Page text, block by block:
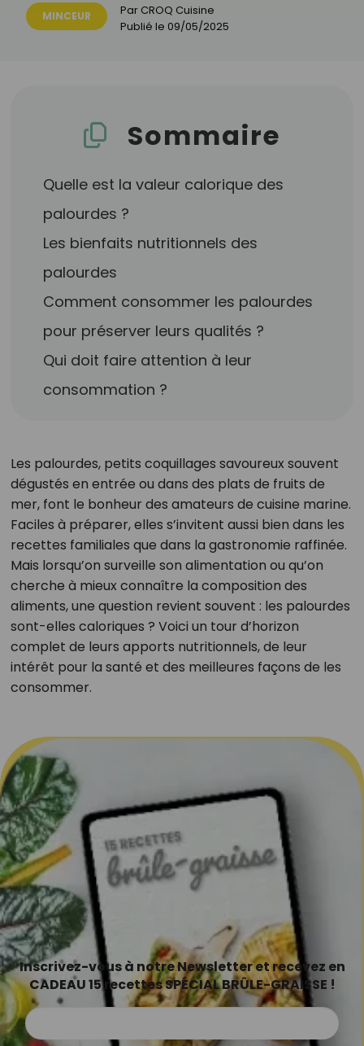
MINCEUR Par CROQ Cuisine
Publié le 09/05/2025
Sommaire
Quelle est la valeur calorique des
palourdes ?
Les bienfaits nutritionnels des
palourdes
Comment consommer les palourdes
pour préserver leurs qualités ?
Qui doit faire attention à leur
consommation ?
Les palourdes, petits coquillages savoureux souvent
dégustés en entrée ou dans des plats de fruits de
mer, font le bonheur des amateurs de cuisine marine.
Faciles à préparer, elles s’invitent aussi bien dans les
recettes familiales que dans la gastronomie raffinée.
Mais lorsqu’on surveille son alimentation ou qu’on
cherche à mieux connaître la composition des
aliments, une question revient souvent : les palourdes
sont-elles caloriques ? Voici un tour d’horizon
complet de leurs apports nutritionnels, de leur
intérêt pour la santé et des meilleures façons de les
consommer.
Inscrivez-vous à notre Newsletter et recevez en
CADEAU 15 recettes SPÉCIAL BRÛLE-GRAISSE !